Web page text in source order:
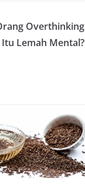
Overthinking
Itu Lemah Mental?